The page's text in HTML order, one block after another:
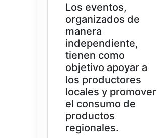
Los eventos,
organizados de
manera
independiente,
tienen como
objetivo apoyar a
los productores
locales y promover
el consumo de
productos
regionales.